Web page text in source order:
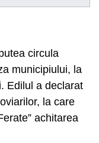
circula
municipiului, la
Edilul a declarat
la care
achitarea